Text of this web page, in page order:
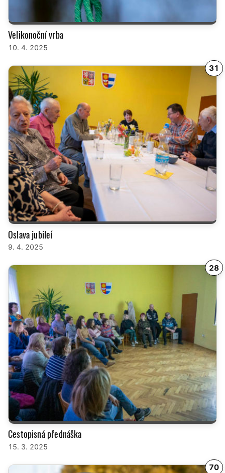
Velikonoční vrba
10. 4. 2025
31
Oslava jubileí
9. 4. 2025
28
Cestopisná přednáška
15. 3. 2025
70